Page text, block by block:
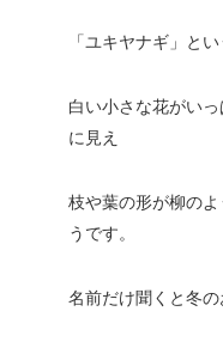
「ユキヤナギ」と
白い小さな花がい
に見え
枝や葉の形が柳の
うです。
名前だけ聞くと冬